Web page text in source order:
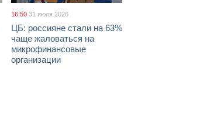
16:50 31 июля 2026
ЦБ: россияне стали на 63%
чаще жаловаться на
микрофинансовые
организации